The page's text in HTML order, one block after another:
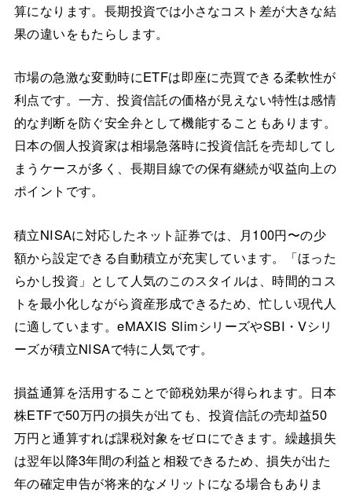
算になります。長期投資では小さなコスト差が大きな結
果の違いをもたらします。
市場の急激な変動時にETFは即座に売買できる柔軟性が
利点です。一方、投資信託の価格が見えない特性は感情
的な判断を防ぐ安全弁として機能することもあります。
日本の個人投資家は相場急落時に投資信託を売却してし
まうケースが多く、長期目線での保有継続が収益向上の
ポイントです。
積立NISAに対応したネット証券では、月100円〜の少
額から設定できる自動積立が充実しています。「ほった
らかし投資」として人気のこのスタイルは、時間的コス
トを最小化しながら資産形成できるため、忙しい現代人
に適しています。eMAXIS SlimシリーズやSBI・Vシリ
ーズが積立NISAで特に人気です。
損益通算を活用することで節税効果が得られます。日本
株ETFで50万円の損失が出ても、投資信託の売却益50
万円と通算すれば課税対象をゼロにできます。繰越損失
は翌年以降3年間の利益と相殺できるため、損失が出た
年の確定申告が将来的なメリットになる場合もありま